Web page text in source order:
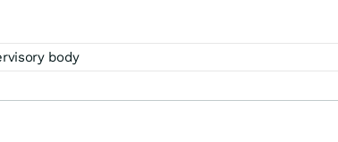
body